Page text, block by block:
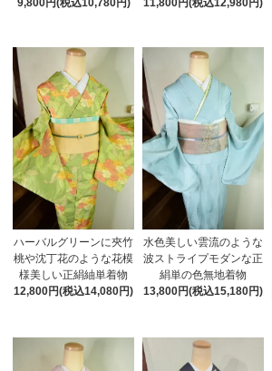
9,800円(税込10,780円)
11,800円(税込12,980円)
ハーバルグリーンに夾竹
桃や沈丁花のような花模
様美しい正絹紬単着物
12,800円(税込14,080円)
水色美しい雲流のような
波ストライプモダンな正
絹単の色無地着物
13,800円(税込15,180円)